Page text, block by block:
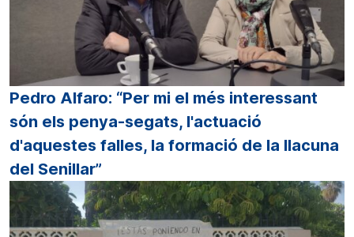
Pedro Alfaro: “Per mi el més interessant
són els penya-segats, l'actuació
d'aquestes falles, la formació de la llacuna
del Senillar”